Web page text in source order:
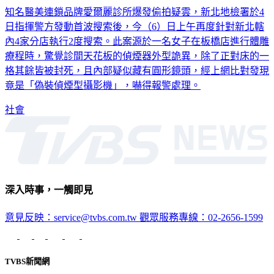
知名醫美連鎖品牌愛爾麗診所爆發偷拍疑雲，新北地檢署於4
日指揮警方發動首波搜索後，今（6）日上午再度針對新北轄
內4家分店執行2度搜索。此案源於一名女子在板橋店進行體雕
療程時，驚覺診間天花板的偵煙器外型詭異，除了正對床的一
格其餘皆被封死，且內部疑似藏有圓形鏡頭，經上網比對發現
竟是「偽裝偵煙型攝影機」，嚇得報警處理。
社會
深入時事，一觸即見
意見反映：service@tvbs.com.tw 觀眾服務專線：02-2656-1599
TVBS新聞網